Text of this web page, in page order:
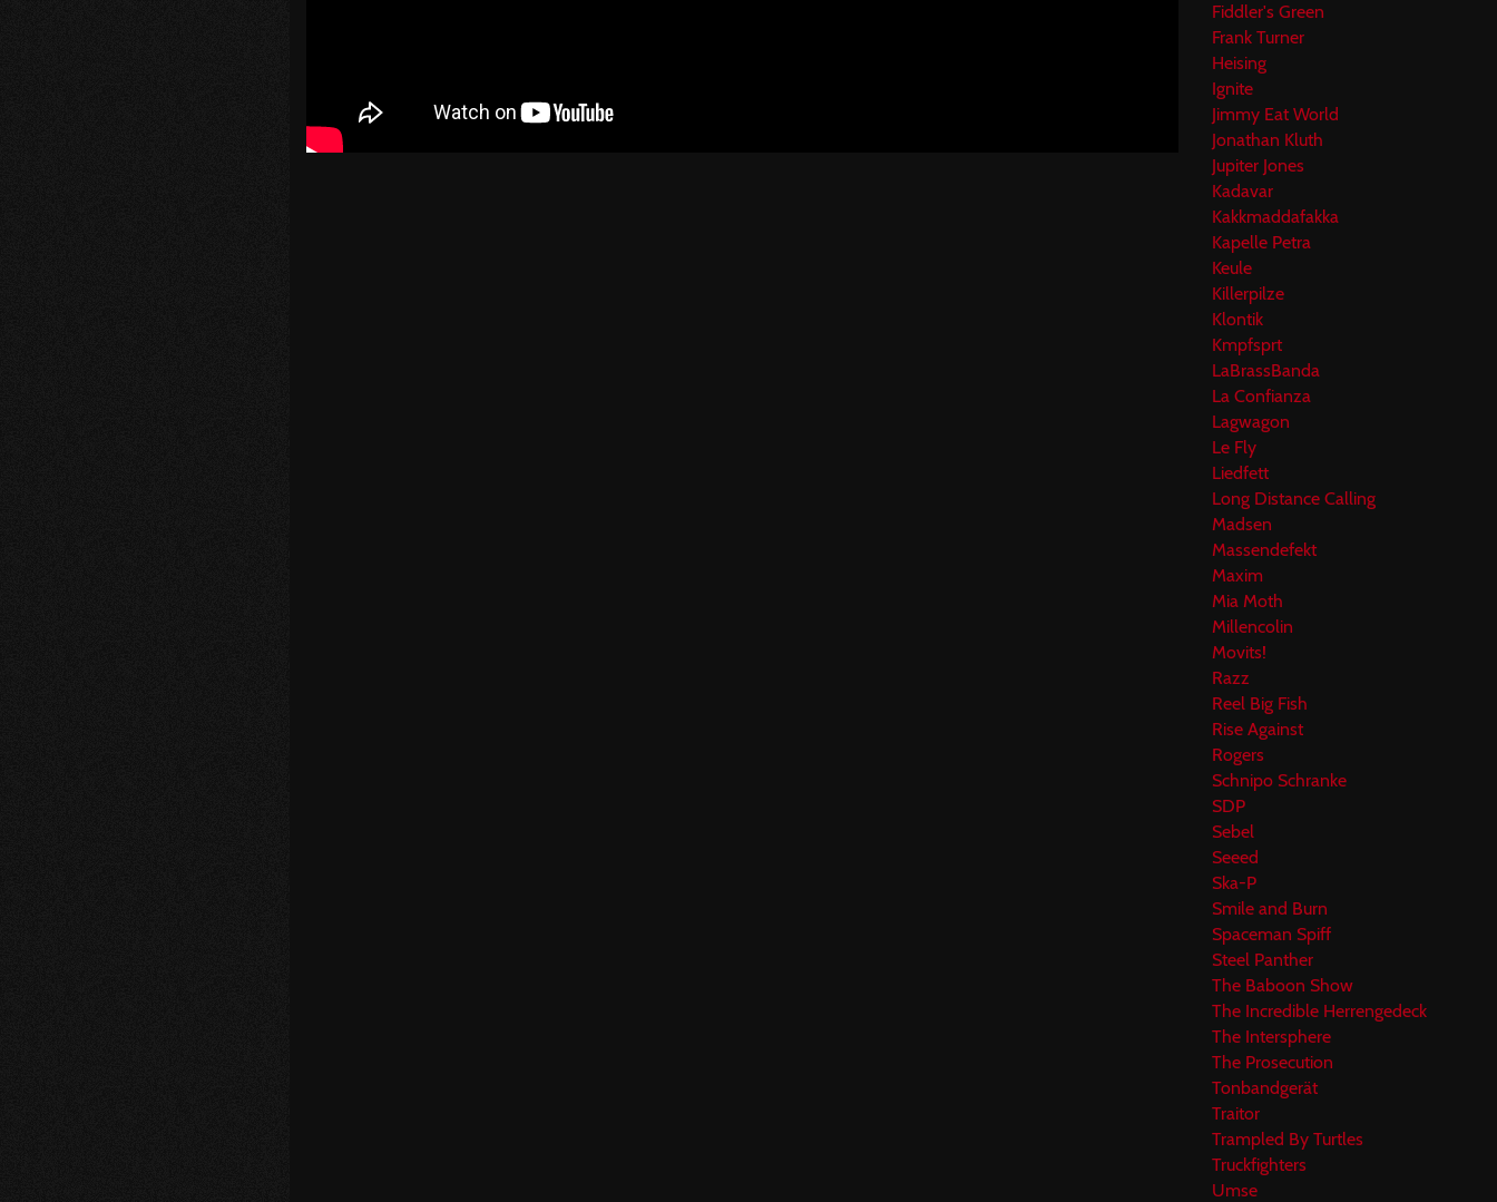
Fiddler's Green
Frank Turner
Heising
Ignite
Jimmy Eat World
Jonathan Kluth
Jupiter Jones
Kadavar
Kakkmaddafakka
Kapelle Petra
Keule
Killerpilze
Klontik
Kmpfsprt
LaBrassBanda
La Confianza
Lagwagon
Le Fly
Liedfett
Long Distance Calling
Madsen
Massendefekt
Maxim
Mia Moth
Millencolin
Movits!
Razz
Reel Big Fish
Rise Against
Rogers
Schnipo Schranke
SDP
Sebel
Seeed
Ska-P
Smile and Burn
Spaceman Spiff
Steel Panther
The Baboon Show
The Incredible Herrengedeck
The Intersphere
The Prosecution
Tonbandgerät
Traitor
Trampled By Turtles
Truckfighters
Umse